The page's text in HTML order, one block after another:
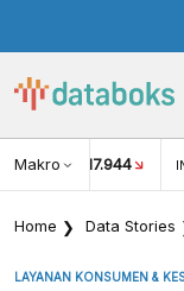
Makro
USD/IDR 17.944
Home Data Stories
LAYANAN KONSUMEN &